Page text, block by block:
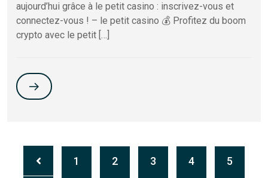
aujourd’hui grâce à le petit casino : inscrivez-vous et
connectez-vous ! – le petit casino 💰 Profitez du boom
crypto avec le petit […]
1 2 3 4 5